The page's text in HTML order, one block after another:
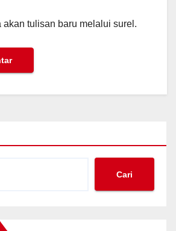
akan tulisan baru melalui surel.
Cari